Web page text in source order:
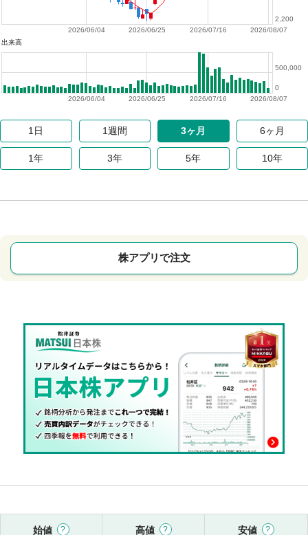
2026/08/07
2026/07/16
2026/06/25
2026/06/04
2,200
出来高
2026/08/07
2026/07/16
2026/06/25
2026/06/04
0
500,000
1日 1週間 3ヶ月 6ヶ月
1年 3年 5年 10年
株アプリで注文
始値 高値 安値